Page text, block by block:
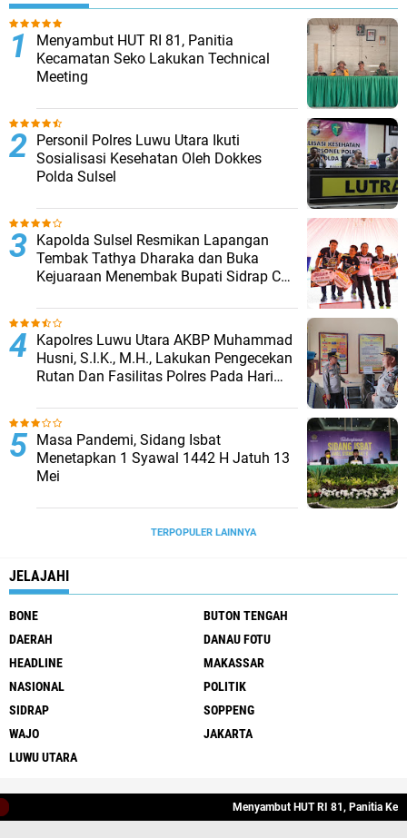
Menyambut HUT RI 81, Panitia
Kecamatan Seko Lakukan Technical
Meeting
Personil Polres Luwu Utara Ikuti
Sosialisasi Kesehatan Oleh Dokkes
Polda Sulsel
Kapolda Sulsel Resmikan Lapangan
Tembak Tathya Dharaka dan Buka
Kejuaraan Menembak Bupati Sidrap Cup
Kapolres Luwu Utara AKBP Muhammad
Husni, S.I.K., M.H., Lakukan Pengecekan
Rutan Dan Fasilitas Polres Pada Hari
Masa Pandemi, Sidang Isbat
Menetapkan 1 Syawal 1442 H Jatuh 13
Mei
TERPOPULER LAINNYA
JELAJAHI
BONE
BUTON TENGAH
DAERAH
DANAU FOTU
HEADLINE
MAKASSAR
NASIONAL
POLITIK
SIDRAP
SOPPENG
WAJO
JAKARTA
LUWU UTARA
Stay ConnectedMenyambut HUT RI 81, Panitia